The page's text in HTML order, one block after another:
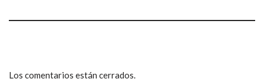
Los comentarios están cerrados.